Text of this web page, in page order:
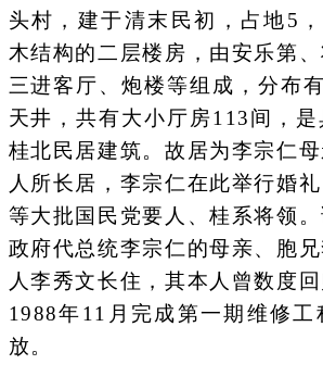
头村，建于清末民初，占地5
木结构的二层楼房，由安乐第、
三进客厅、炮楼等组成，分布
天井，共有大小厅房113间，
桂北民居建筑。故居为李宗仁
人所长居，李宗仁在此举行婚
等大批国民党要人、桂系将领
政府代总统李宗仁的母亲、胞
人李秀文长住，其本人曾数度回
1988年11月完成第一期维修工
放。